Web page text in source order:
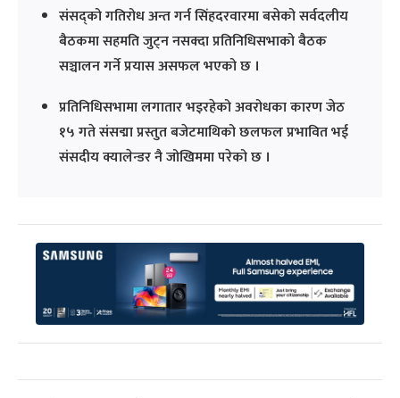
संसद्को गतिरोध अन्त गर्न सिंहदरवारमा बसेको सर्वदलीय
बैठकमा सहमति जुट्न नसक्दा प्रतिनिधिसभाको बैठक
सञ्चालन गर्ने प्रयास असफल भएको छ ।
प्रतिनिधिसभामा लगातार भइरहेको अवरोधका कारण जेठ
१५ गते संसद्मा प्रस्तुत बजेटमाथिको छलफल प्रभावित भई
संसदीय क्यालेन्डर नै जोखिममा परेको छ ।